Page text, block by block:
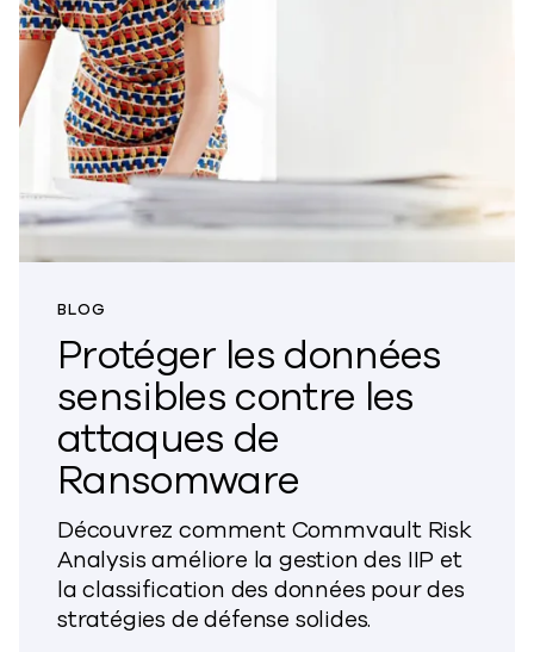
BLOG
Protéger les données
sensibles contre les
attaques de
Ransomware
Découvrez comment Commvault Risk
Analysis améliore la gestion des IIP et
la classification des données pour des
stratégies de défense solides.